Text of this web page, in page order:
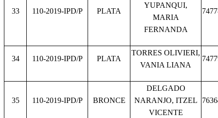
33 110-2019-IPD/P PLATA
YUPANQUI,
MARIA
FERNANDA
34 110-2019-IPD/P PLATA
TORRES OLIVIERI,
VANIA LIANA
35 110-2019-IPD/P BRONCE
DELGADO
NARANJO, ITZEL
VICENTE